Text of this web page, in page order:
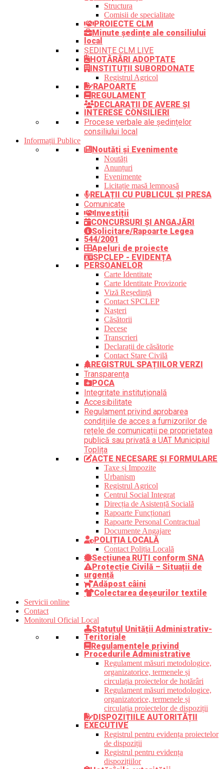
Structura
Comisii de specialitate
PROIECTE CLM
Minute ședințe ale consiliului
local
ȘEDINȚE CLM LIVE
HOTĂRÂRI ADOPTATE
INSTITUȚII SUBORDONATE
Registrul Agricol
RAPOARTE
REGULAMENT
DECLARAȚII DE AVERE ȘI
INTERESE CONSILIERI
Procese verbale ale ședințelor
consiliului local
Informații Publice
Noutăți și Evenimente
Noutăți
Anunțuri
Evenimente
Licitație masă lemnoasă
RELAȚII CU PUBLICUL ȘI PRESA
Comunicate
Investiții
CONCURSURI ȘI ANGAJĂRI
Solicitare/Rapoarte Legea
544/2001
Apeluri de proiecte
SPCLEP - EVIDENȚA
PERSOANELOR
Carte Identitate
Carte Identitate Provizorie
Viză Reședință
Contact SPCLEP
Nașteri
Căsătorii
Decese
Transcrieri
Declarații de căsătorie
Contact Stare Civilă
REGISTRUL SPAȚIILOR VERZI
Transparența
POCA
Integritate instituțională
Accesibilitate
Regulament privind aprobarea
condițiile de acces a furnizorilor de
rețele de comunicații pe proprietatea
publică sau privată a UAT Municipiul
Toplița
ACTE NECESARE ȘI FORMULARE
Taxe și Impozite
Urbanism
Registrul Agricol
Centrul Social Integrat
Direcția de Asistență Socială
Rapoarte Funcționari
Rapoarte Personal Contractual
Documente Angajare
POLIȚIA LOCALĂ
Contact Poliția Locală
Secțiunea RUTI conform SNA
Protecție Civilă – Situații de
urgență
Adăpost câini
Colectarea deșeurilor textile
Servicii online
Contact
Monitorul Oficial Local
Statutul Unității Administrativ-
Teritoriale
Regulamentele privind
Procedurile Administrative
Regulament măsuri metodologice,
organizatorice, termenele și
circulația proiectelor de hotărâri
Regulament măsuri metodologice,
organizatorice, termenele și
circulația proiectelor de dispoziții
DISPOZIȚIILE AUTORITĂȚII
EXECUTIVE
Registrul pentru evidența proiectelor
de dispoziții
Registrul pentru evidența
dispozițiilor